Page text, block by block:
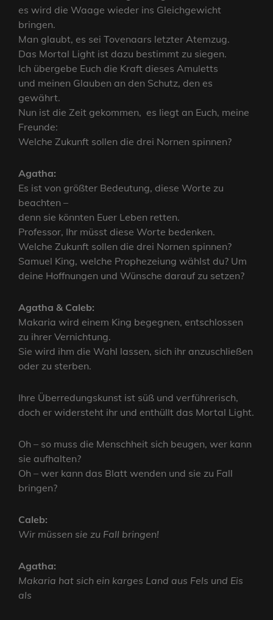
es wird die Waage wieder ins Gleichgewicht
bringen.
Man glaubt, es sei Tovenaars letzter Atemzug.
Das Mortal Light ist dazu bestimmt zu siegen.
Ich übergebe Euch die Kraft dieses Amuletts
und meinen Glauben an den Schutz, den es
gewährt.
Nun ist die Zeit gekommen, es liegt an Euch, meine
Freunde:
Welche Zukunft sollen die drei Nornen spinnen?
Agatha:
Es ist von größter Bedeutung, diese Worte zu
beachten –
denn sie könnten Euer Leben retten.
Professor, Ihr müsst diese Worte bedenken.
Welche Zukunft sollen die drei Nornen spinnen?
Samuel King, welche Prophezeiung wählst du? Um
deine Hoffnungen und Wünsche darauf zu setzen?
Agatha & Caleb:
Makaria wird einem King begegnen, entschlossen
zu ihrer Vernichtung.
Sie wird ihm die Wahl lassen, sich ihr anzuschließen
oder zu sterben.
Ihre Überredungskunst ist süß und verführerisch,
doch er widersteht ihr und enthüllt das Mortal Light.
Oh – so muss die Menschheit sich beugen, wer kann
sie aufhalten?
Oh – wer kann das Blatt wenden und sie zu Fall
bringen?
Caleb:
Wir müssen sie zu Fall bringen!
Agatha:
Makaria hat sich ein karges Land aus Fels und Eis
als